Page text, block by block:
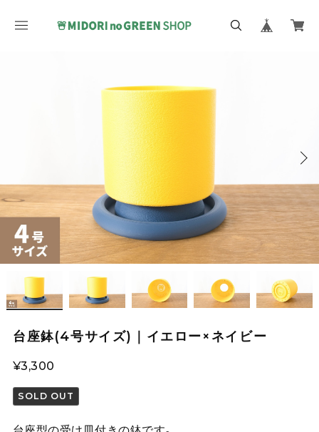
台座鉢(4号サイズ)｜イエロー×ネイビー
¥3,300
SOLD OUT